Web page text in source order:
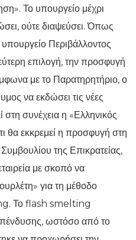
Το υπουργείο μέχρι
ούτε διαψεύσει. Όπως
Περιβάλλοντος
επιλογή, την προσφυγή
με το Παρατηρητήριο, ο
να εκδώσει τις νέες
στη συνέχεια η «Ελληνικός
θα εκκρεμεί η προσφυγή στη
της Επικρατείας,
με σκοπό να
για τη μέθοδο
Το flash smelting
ωστόσο από το